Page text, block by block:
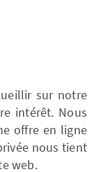
sur notre
intérêt. Nous
offre en ligne
nous tient
web.